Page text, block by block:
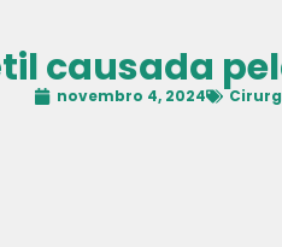
causada
novembro 4, 2024